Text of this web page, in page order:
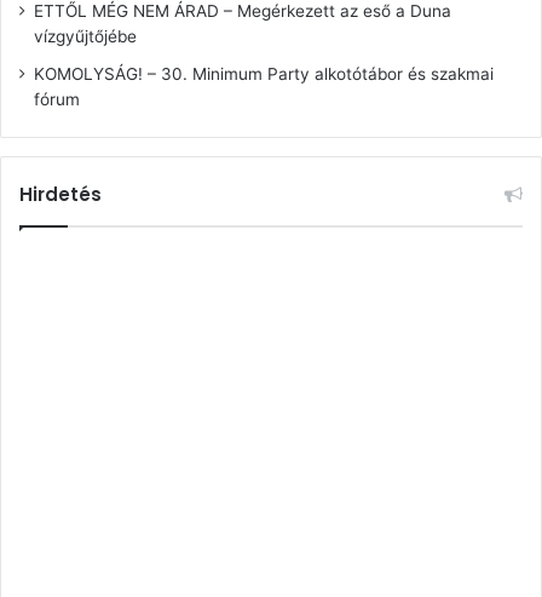
ETTŐL MÉG NEM ÁRAD – Megérkezett az eső a Duna
vízgyűjtőjébe
KOMOLYSÁG! – 30. Minimum Party alkotótábor és szakmai
fórum
Hirdetés